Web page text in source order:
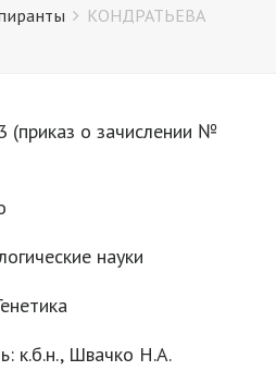
КОНДРАТЬЕВА
(приказ о зачислении №
науки
к.б.н., Швачко Н.А.